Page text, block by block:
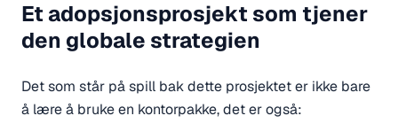
Et adopsjonsprosjekt som tjener
den globale strategien
Det som står på spill bak dette prosjektet er ikke bare
å lære å bruke en kontorpakke, det er også: